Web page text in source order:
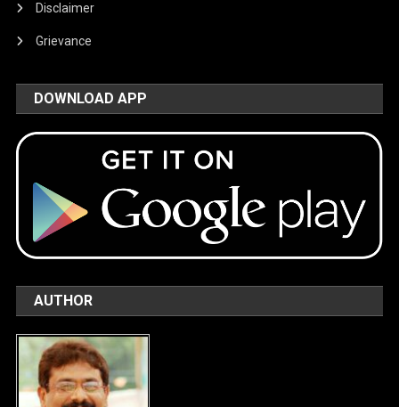
Disclaimer
Grievance
DOWNLOAD APP
AUTHOR